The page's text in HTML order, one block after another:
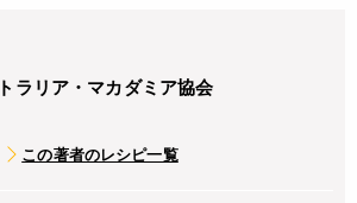
ラリア・マカダミア協会
この著者のレシピ一覧